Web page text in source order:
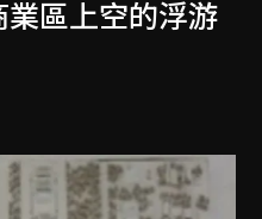
區上空的浮游